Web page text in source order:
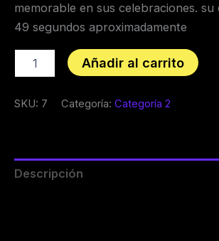
memorable en sus celebraciones. su
49 segundos aproximadamente
Añadir al carrito
SKU: 7 Categoría: Categoría 2
Descripción